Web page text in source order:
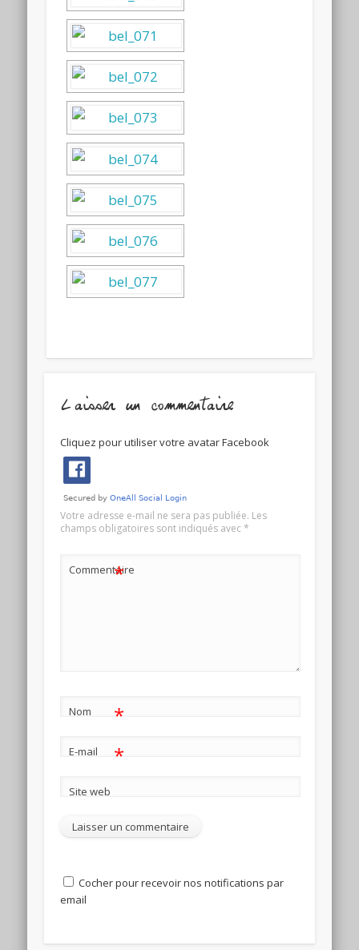
Laisser un commentaire
Cliquez pour utiliser votre avatar Facebook
Votre adresse e-mail ne sera pas publiée. Les
champs obligatoires sont indiqués avec*
Commentaire
*
Nom *
E-mail *
Site web
Cocher pour recevoir nos notifications par
email